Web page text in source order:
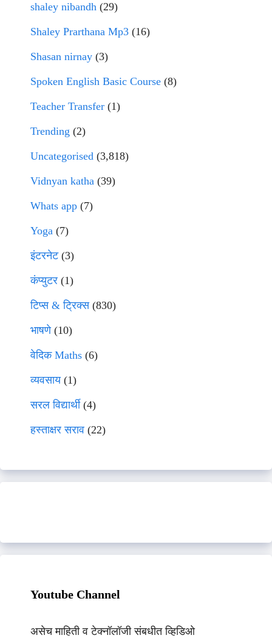
shaley nibandh (29)
Shaley Prarthana Mp3 (16)
Shasan nirnay (3)
Spoken English Basic Course (8)
Teacher Transfer (1)
Trending (2)
Uncategorised (3,818)
Vidnyan katha (39)
Whats app (7)
Yoga (7)
इंटरनेट(3)
कंप्युटर (1)
टिप्स & ट्रिक्स(830)
भाषणे(10)
वेदिक Maths (6)
व्यवसाय(1)
सरल विद्यार्थी(4)
हस्ताक्षर सराव (22)
Youtube Channel
असेच माहिती व टेक्नॉलॉजी संबधीत व्हिडिओ